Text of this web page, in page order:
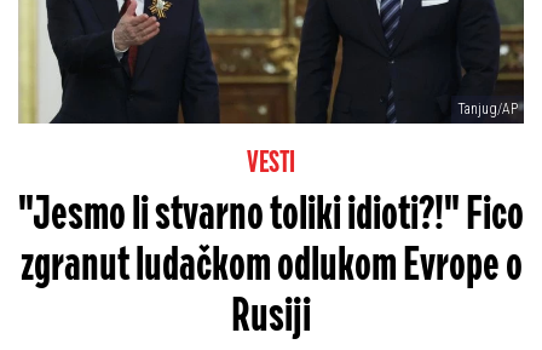
Tanjug/AP
VESTI
"Jesmo li stvarno toliki idioti?!" Fico
zgranut ludačkom odlukom Evrope o
Rusiji